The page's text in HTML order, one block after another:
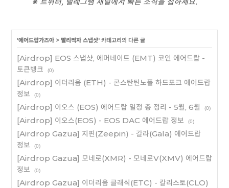
'에어드랍가즈아 > 빨리찍자 스냅샷' 카테고리의 다른 글
[Airdrop] EOS 스냅샷, 에머네이트 (EMT) 코인 에어드랍 -
토큰뱅크
(0)
[Airdrop] 이더리움 (ETH) - 콘스탄틴노플 하드포크 에어드랍
정보
(0)
[Airdrop] 이오스 (EOS) 에어드랍 일정 총 정리 - 5월, 6월 (0)
[Airdrop] 이오스(EOS) - EOS DAC 에어드랍 정보 (0)
[Airdrop Gazua] 지핀(Zeepin) - 갈라(Gala) 에어드랍
정보
(0)
[Airdrop Gazua] 모네로(XMR) - 모네로V(XMV) 에어드랍
정보
(0)
[Airdrop Gazua] 이더리움 클래식(ETC) - 칼리스토(CLO)